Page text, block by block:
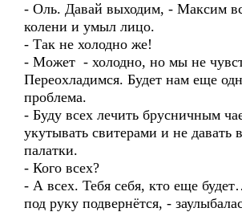
- Оль. Давай выходим, - Максим
колени и умыл лицо.
- Так не холодно же!
- Может - холодно, но мы не
Переохладимся. Будет нам еще
проблема.
- Буду всех лечить брусничным
укутывать свитерами и не давать
палатки.
- Кого всех?
- А всех. Тебя себя, кто еще
под руку подвернётся, -